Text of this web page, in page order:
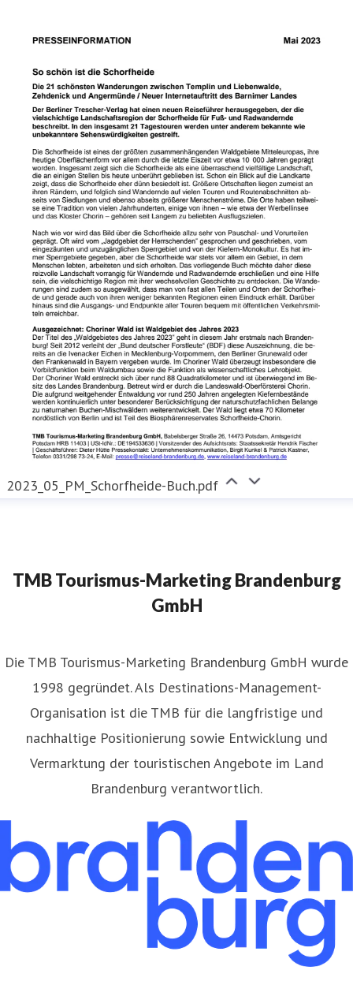
2023_05_PM_Schorfheide-Buch.pdf
TMB Tourismus-Marketing Brandenburg
GmbH
​Die TMB Tourismus-Marketing Brandenburg GmbH wurde
1998 gegründet. Als Destinations-Management-
Organisation ist die TMB für die langfristige und
nachhaltige Positionierung sowie Entwicklung und
Vermarktung der touristischen Angebote im Land
Brandenburg verantwortlich.